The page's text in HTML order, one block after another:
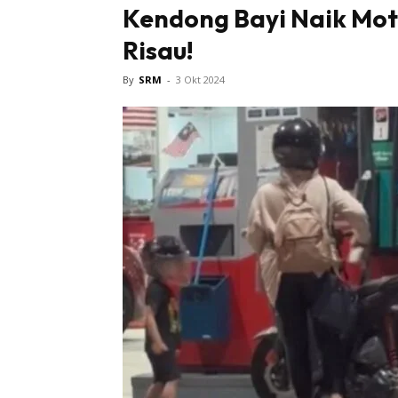
Bintang
Kendong Bayi Naik
Risau!
By SRM - 3 Okt 2024